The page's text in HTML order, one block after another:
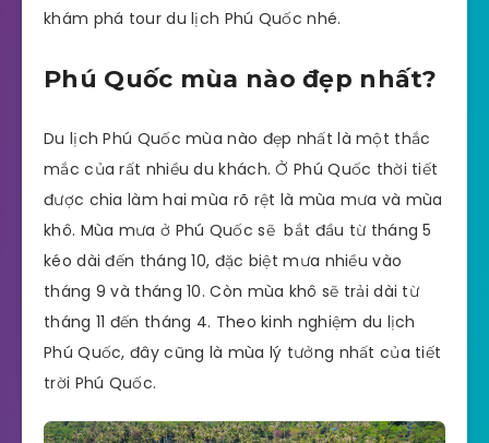
khám phá tour du lịch Phú Quốc nhé.
Phú Quốc mùa nào đẹp nhất?
Du lịch Phú Quốc mùa nào đẹp nhất là một thắc
mắc của rất nhiều du khách. Ở Phú Quốc thời tiết
được chia làm hai mùa rõ rệt là mùa mưa và mùa
khô. Mùa mưa ở Phú Quốc sẽ bắt đầu từ tháng 5
kéo dài đến tháng 10, đặc biệt mưa nhiều vào
tháng 9 và tháng 10. Còn mùa khô sẽ trải dài từ
tháng 11 đến tháng 4. Theo kinh nghiệm du lịch
Phú Quốc, đây cũng là mùa lý tưởng nhất của tiết
trời Phú Quốc.